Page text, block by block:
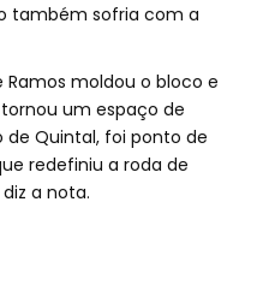
também sofria com a
moldou o bloco e
um espaço de
de Quintal, foi ponto de
redefiniu a roda de
a nota.